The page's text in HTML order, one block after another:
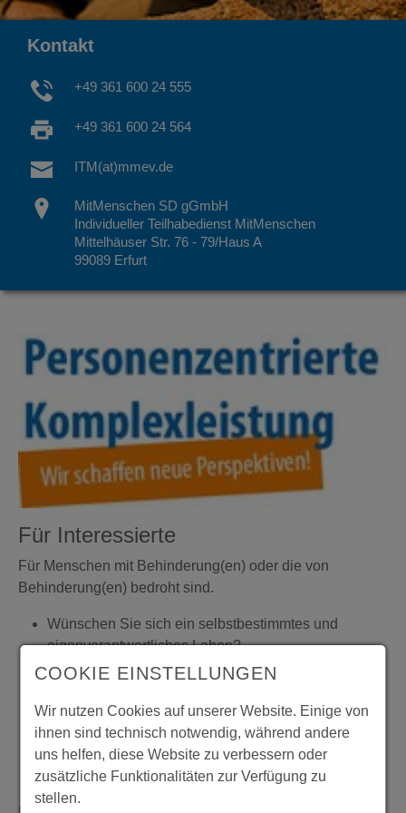
Kontakt
+49 361 600 24 555
+49 361 600 24 564
ITM(at)mmev.de
MitMenschen SD gGmbH
Individueller Teilhabedienst MitMenschen
Mittelhäuser Str. 76 - 79/Haus A
99089 Erfurt
Für Interessierte
Für Menschen mit Behinderung(en) oder die von
Behinderung(en) bedroht sind.
Wünschen Sie sich ein selbstbestimmtes und
eigenverantwortliches Leben?
Möchten Sie (wieder) am gesellschaftlichen Leben
Möchten Sie gern Bildungsangebote wahrnehmen?
Wünschen Sie sich eine sinnvolle Beschäftigung?
Benötigen Sie Assistenzen, um teilhaben zu
können?
COOKIE EINSTELLUNGEN
Wir nutzen Cookies auf unserer Website. Einige von
ihnen sind technisch notwendig, während andere
uns helfen, diese Website zu verbessern oder
zusätzliche Funktionalitäten zur Verfügung zu
stellen.